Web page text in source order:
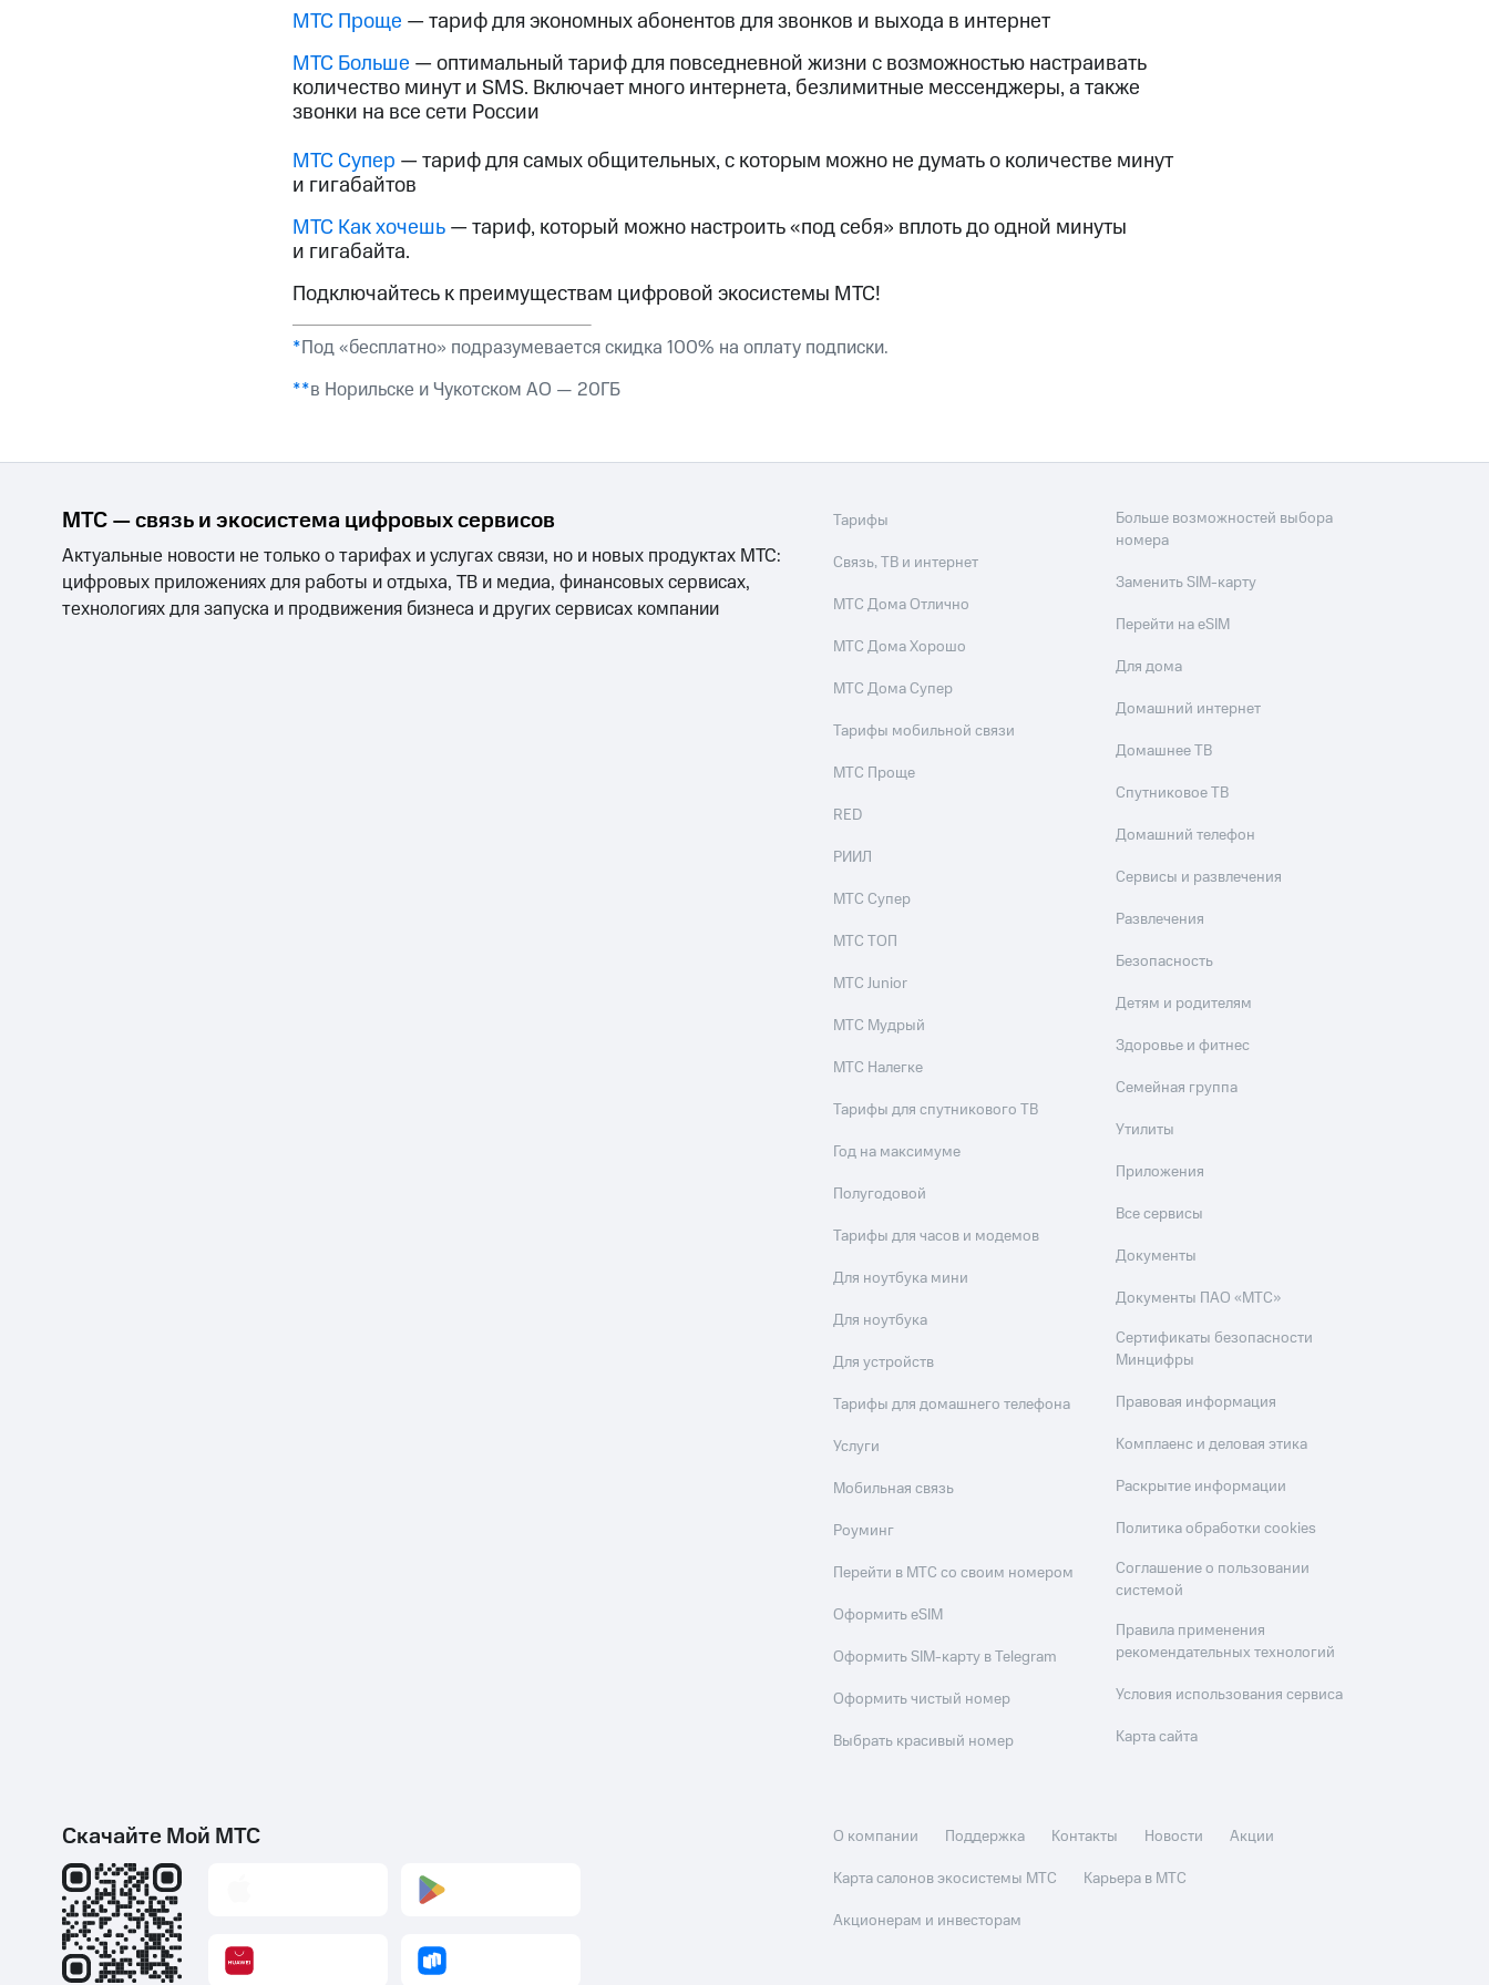
МТС Проще — тариф для экономных абонентов для звонков и выхода в интернет
МТС Больше — оптимальный тариф для повседневной жизни с возможностью настраивать
количество минут и SMS. Включает много интернета, безлимитные мессенджеры, а также
звонки на все сети России
МТС Супер — тариф для самых общительных, с которым можно не думать о количестве минут
и гигабайтов
МТС Как хочешь— тариф, который можно настроить «под себя» вплоть до одной минуты
и гигабайта.
Подключайтесь к преимуществам цифровой экосистемы МТС!
*Под «бесплатно» подразумевается скидка 100% на оплату подписки.
**в Норильске и Чукотском АО — 20ГБ
МТС — связь и экосистема цифровых сервисов
Актуальные новости не только о тарифах и услугах связи, но и новых продуктах МТС:
цифровых приложениях для работы и отдыха, ТВ и медиа, финансовых сервисах,
технологиях для запуска и продвижения бизнеса и других сервисах компании
Тарифы
Связь, ТВ и интернет
МТС Дома Отлично
МТС Дома Хорошо
МТС Дома Супер
Тарифы мобильной связи
МТС Проще
RED
РИИЛ
МТС Супер
МТС ТОП
МТС Junior
МТС Мудрый
МТС Налегке
Тарифы для спутникового ТВ
Год на максимуме
Полугодовой
Тарифы для часов и модемов
Для ноутбука мини
Для ноутбука
Для устройств
Тарифы для домашнего телефона
Услуги
Мобильная связь
Роуминг
Перейти в МТС со своим номером
Оформить eSIM
Оформить SIM-карту в Telegram
Оформить чистый номер
Выбрать красивый номер
Больше возможностей выбора
номера
Заменить SIM-карту
Перейти на eSIM
Для дома
Домашний интернет
Домашнее ТВ
Спутниковое ТВ
Домашний телефон
Сервисы и развлечения
Развлечения
Безопасность
Детям и родителям
Здоровье и фитнес
Семейная группа
Утилиты
Приложения
Все сервисы
Документы
Документы ПАО «МТС»
Сертификаты безопасности
Минцифры
Правовая информация
Комплаенс и деловая этика
Раскрытие информации
Политика обработки cookies
Соглашение о пользовании
системой
Правила применения
рекомендательных технологий
Условия использования сервиса
Карта сайта
Скачайте Мой МТС О компании Поддержка Контакты Новости
Акции
Карта салонов экосистемы МТС
Карьера в МТС
Акционерам и инвесторам